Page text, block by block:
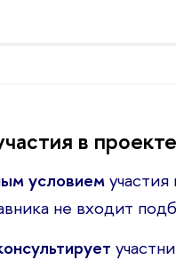
в проекте
условиемучастия
не входит